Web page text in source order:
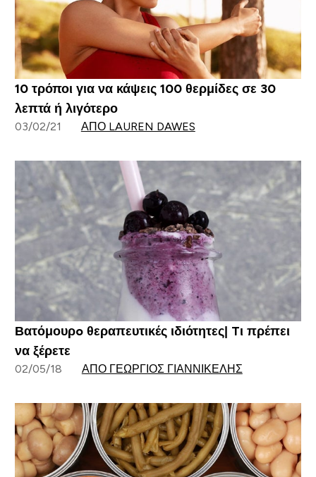
10 τρόποι για να κάψεις 100 θερμίδες σε 30
λεπτά ή λιγότερο
03/02/21 ΑΠΌ LAUREN DAWES
Βατόμουρo θεραπευτικές ιδιότητες| Tι πρέπει
να ξέρετε
02/05/18 ΑΠΌ ΓΕΏΡΓΙΟΣ ΓΙΑΝΝΙΚΈΛΗΣ